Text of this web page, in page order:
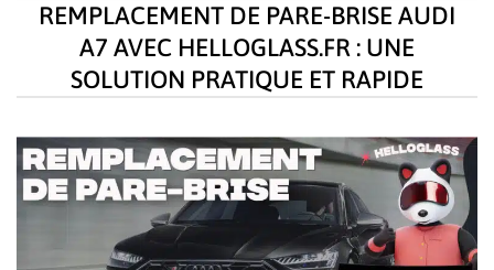
REMPLACEMENT DE PARE-BRISE AUDI
A7 AVEC HELLOGLASS.FR : UNE
SOLUTION PRATIQUE ET RAPIDE